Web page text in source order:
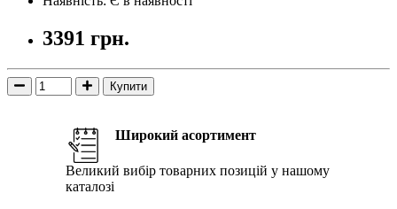
3391 грн.
Купити
Широкий асортимент
Великий вибір товарних позицій у нашому
каталозі